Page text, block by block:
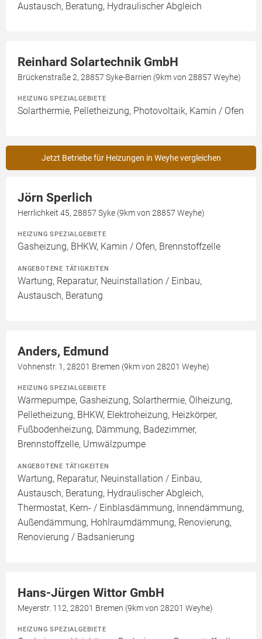
Austausch, Beratung, Hydraulischer Abgleich
Reinhard Solartechnik GmbH
Brückenstraße 2, 28857 Syke-Barrien (9km von 28857 Weyhe)
HEIZUNG SPEZIALGEBIETE
Solarthermie, Pelletheizung, Photovoltaik, Kamin / Ofen
Jetzt Betriebe für Heizungen in Weyhe vergleichen
Jörn Sperlich
Herrlichkeit 45, 28857 Syke (9km von 28857 Weyhe)
HEIZUNG SPEZIALGEBIETE
Gasheizung, BHKW, Kamin / Ofen, Brennstoffzelle
ANGEBOTENE TÄTIGKEITEN
Wartung, Reparatur, Neuinstallation / Einbau,
Austausch, Beratung
Anders, Edmund
Vohnenstr. 1, 28201 Bremen (9km von 28201 Weyhe)
HEIZUNG SPEZIALGEBIETE
Wärmepumpe, Gasheizung, Solarthermie, Ölheizung,
Pelletheizung, BHKW, Elektroheizung, Heizkörper,
Fußbodenheizung, Dämmung, Badezimmer,
Brennstoffzelle, Umwälzpumpe
ANGEBOTENE TÄTIGKEITEN
Wartung, Reparatur, Neuinstallation / Einbau,
Austausch, Beratung, Hydraulischer Abgleich,
Thermostat, Kern- / Einblasdämmung, Innendämmung,
Außendämmung, Hohlraumdämmung, Renovierung,
Renovierung / Badsanierung
Hans-Jürgen Wittor GmbH
Meyerstr. 112, 28201 Bremen (9km von 28201 Weyhe)
HEIZUNG SPEZIALGEBIETE